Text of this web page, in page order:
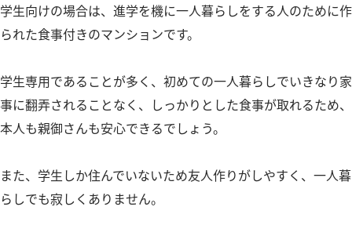
学生向けの場合は、進学を機に一人暮らしをする人のために作
られた食事付きのマンションです。
学生専用であることが多く、初めての一人暮らしでいきなり家
事に翻弄されることなく、しっかりとした食事が取れるため、
本人も親御さんも安心できるでしょう。
また、学生しか住んでいないため友人作りがしやすく、一人暮
らしでも寂しくありません。